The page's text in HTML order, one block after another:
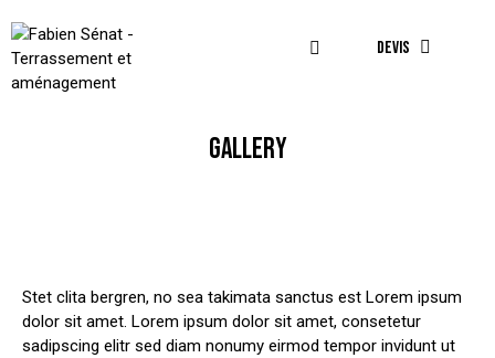
DEVIS
GALLERY
Stet clita bergren, no sea takimata sanctus est Lorem ipsum
dolor sit amet. Lorem ipsum dolor sit amet, consetetur
sadipscing elitr sed diam nonumy eirmod tempor invidunt ut